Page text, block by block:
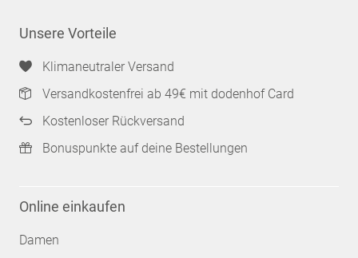
Unsere Vorteile
Klimaneutraler Versand
Versandkostenfrei ab 49€ mit dodenhof Card
Kostenloser Rückversand
Bonuspunkte auf deine Bestellungen
Online einkaufen
Damen